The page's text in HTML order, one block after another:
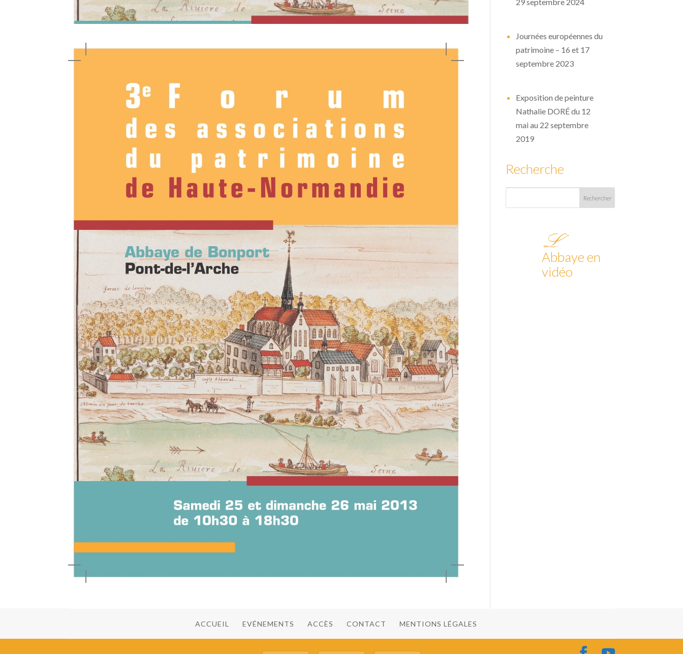
Journées européennes du
patrimoine – 16 et 17
septembre 2023
Exposition de peinture
Nathalie DORÉ du 12
mai au 22 septembre
2019
Recherche
L’
Abbaye en
vidéo
ACCUEIL EVÉNEMENTS ACCÈS CONTACT MENTIONS LÉGALES